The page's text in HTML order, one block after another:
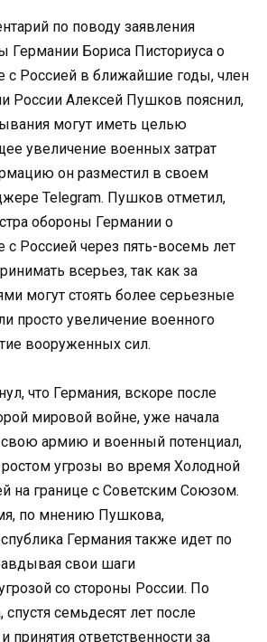
по поводу заявления
Германии Бориса Писториуса о
с Россией в ближайшие годы, член
России Алексей Пушков пояснил,
могут иметь целью
увеличение военных затрат
он разместил в своем
Telegram. Пушков отметил,
обороны Германии о
Россией через пять-восемь лет
всерьез, так как за
могут стоять более серьезные
просто увеличение военного
вооруженных сил.
что Германия, вскоре после
мировой войне, уже начала
свою армию и военный потенциал,
угрозы во время Холодной
на границе с Советским Союзом.
по мнению Пушкова,
Германия также идет по
свои шаги
со стороны России. По
семьдесят лет после
принятия ответственности за